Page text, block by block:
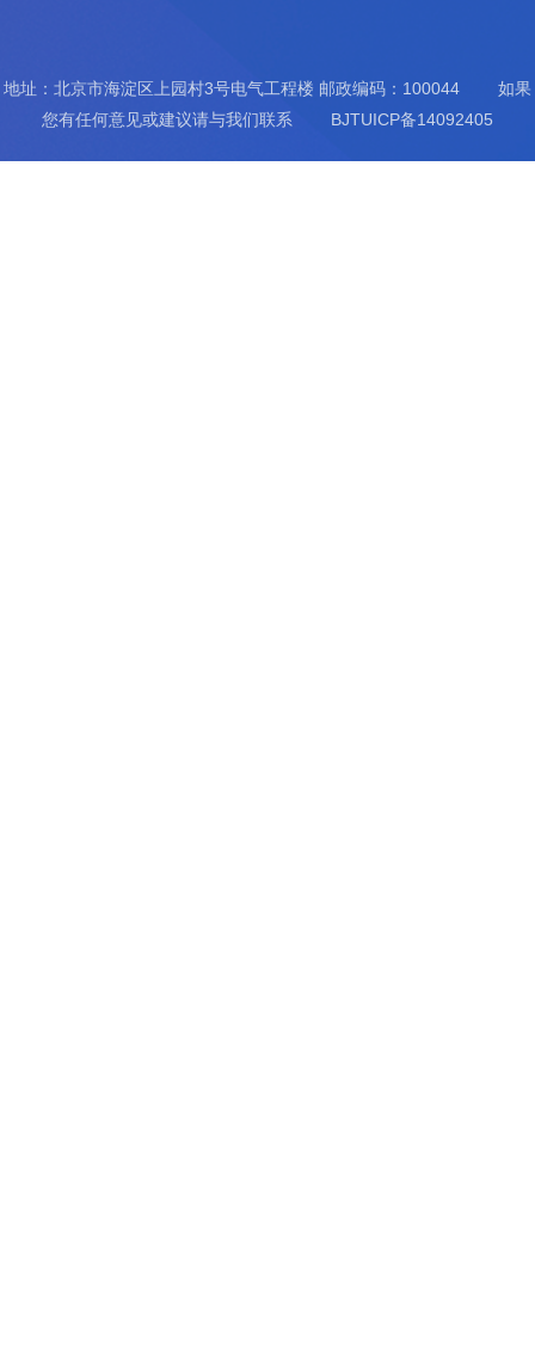
地址：北京市海淀区上园村3号电气工程楼 邮政编码：100044 如果
您有任何意见或建议请与我们联系 BJTUICP备14092405